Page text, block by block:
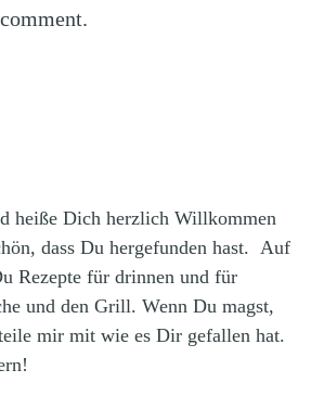
heiße Dich herzlich Willkommen
dass Du hergefunden hast. Auf
Rezepte für drinnen und für
und den Grill. Wenn Du magst,
mir mit wie es Dir gefallen hat.